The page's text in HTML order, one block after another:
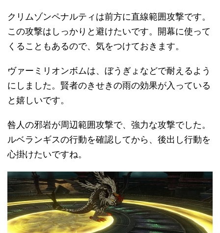
クリムゾンペナルティは前方に直線範囲攻撃です。
この攻撃はしっかりと避けたいです。開幕に使って
くることもあるので、気をつけておきます。
ヴァーミリオンボムは、ぼうぎょなどで耐えるよう
にしました。賢者のきせきの雨の効果が入っている
と嬉しいです。
咎人の邪岩が周辺範囲攻撃で、強力な攻撃でした。
ルベランギスの行動を確認してから、後出し行動を
心掛けたいですね。